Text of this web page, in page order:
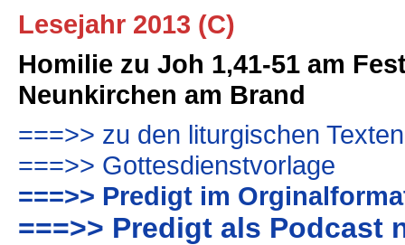
Lesejahr 2013 (C)
Homilie zu Joh 1,41-51 am
Neunkirchen am Brand
===>> zu den liturgischen Texten
===>> Gottesdienstvorlage
===>> Predigt im
===>> Predigt als Podcast